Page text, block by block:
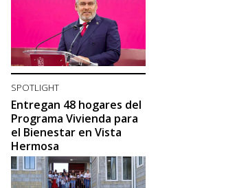
SPOTLIGHT
Entregan 48 hogares del
Programa Vivienda para
el Bienestar en Vista
Hermosa